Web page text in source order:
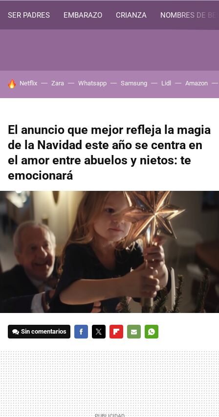
SER PADRES EMBARAZO CRIANZA NOMBRES DE
HOY SE HABLA DE
Netflix Zara Whatsapp Samsung Lidl Amazon
El anuncio que mejor refleja la magia
de la Navidad este año se centra en
el amor entre abuelos y nietos: te
emocionará
Sin comentarios
MAIL